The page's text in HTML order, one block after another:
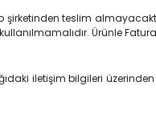
şirketinden teslim
Ürünle
iletişim bilgileri